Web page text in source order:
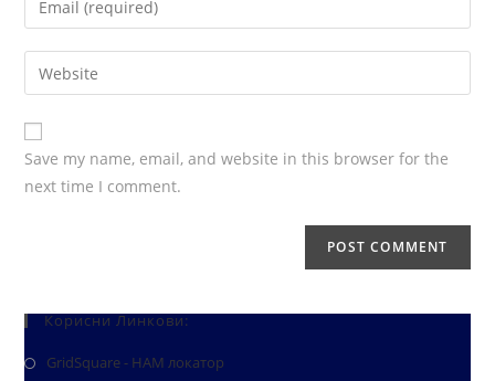
Save my name, email, and website in this browser for the
next time I comment.
Корисни Линкови:
GridSquare - HAM локатор